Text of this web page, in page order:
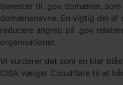
tjenester til .gov domæner,
domænenavne. En vigtig del af
reducere angreb på .gov
organisationer.
Vi vurderer det som en klar
CISA vælger Cloudflare til at